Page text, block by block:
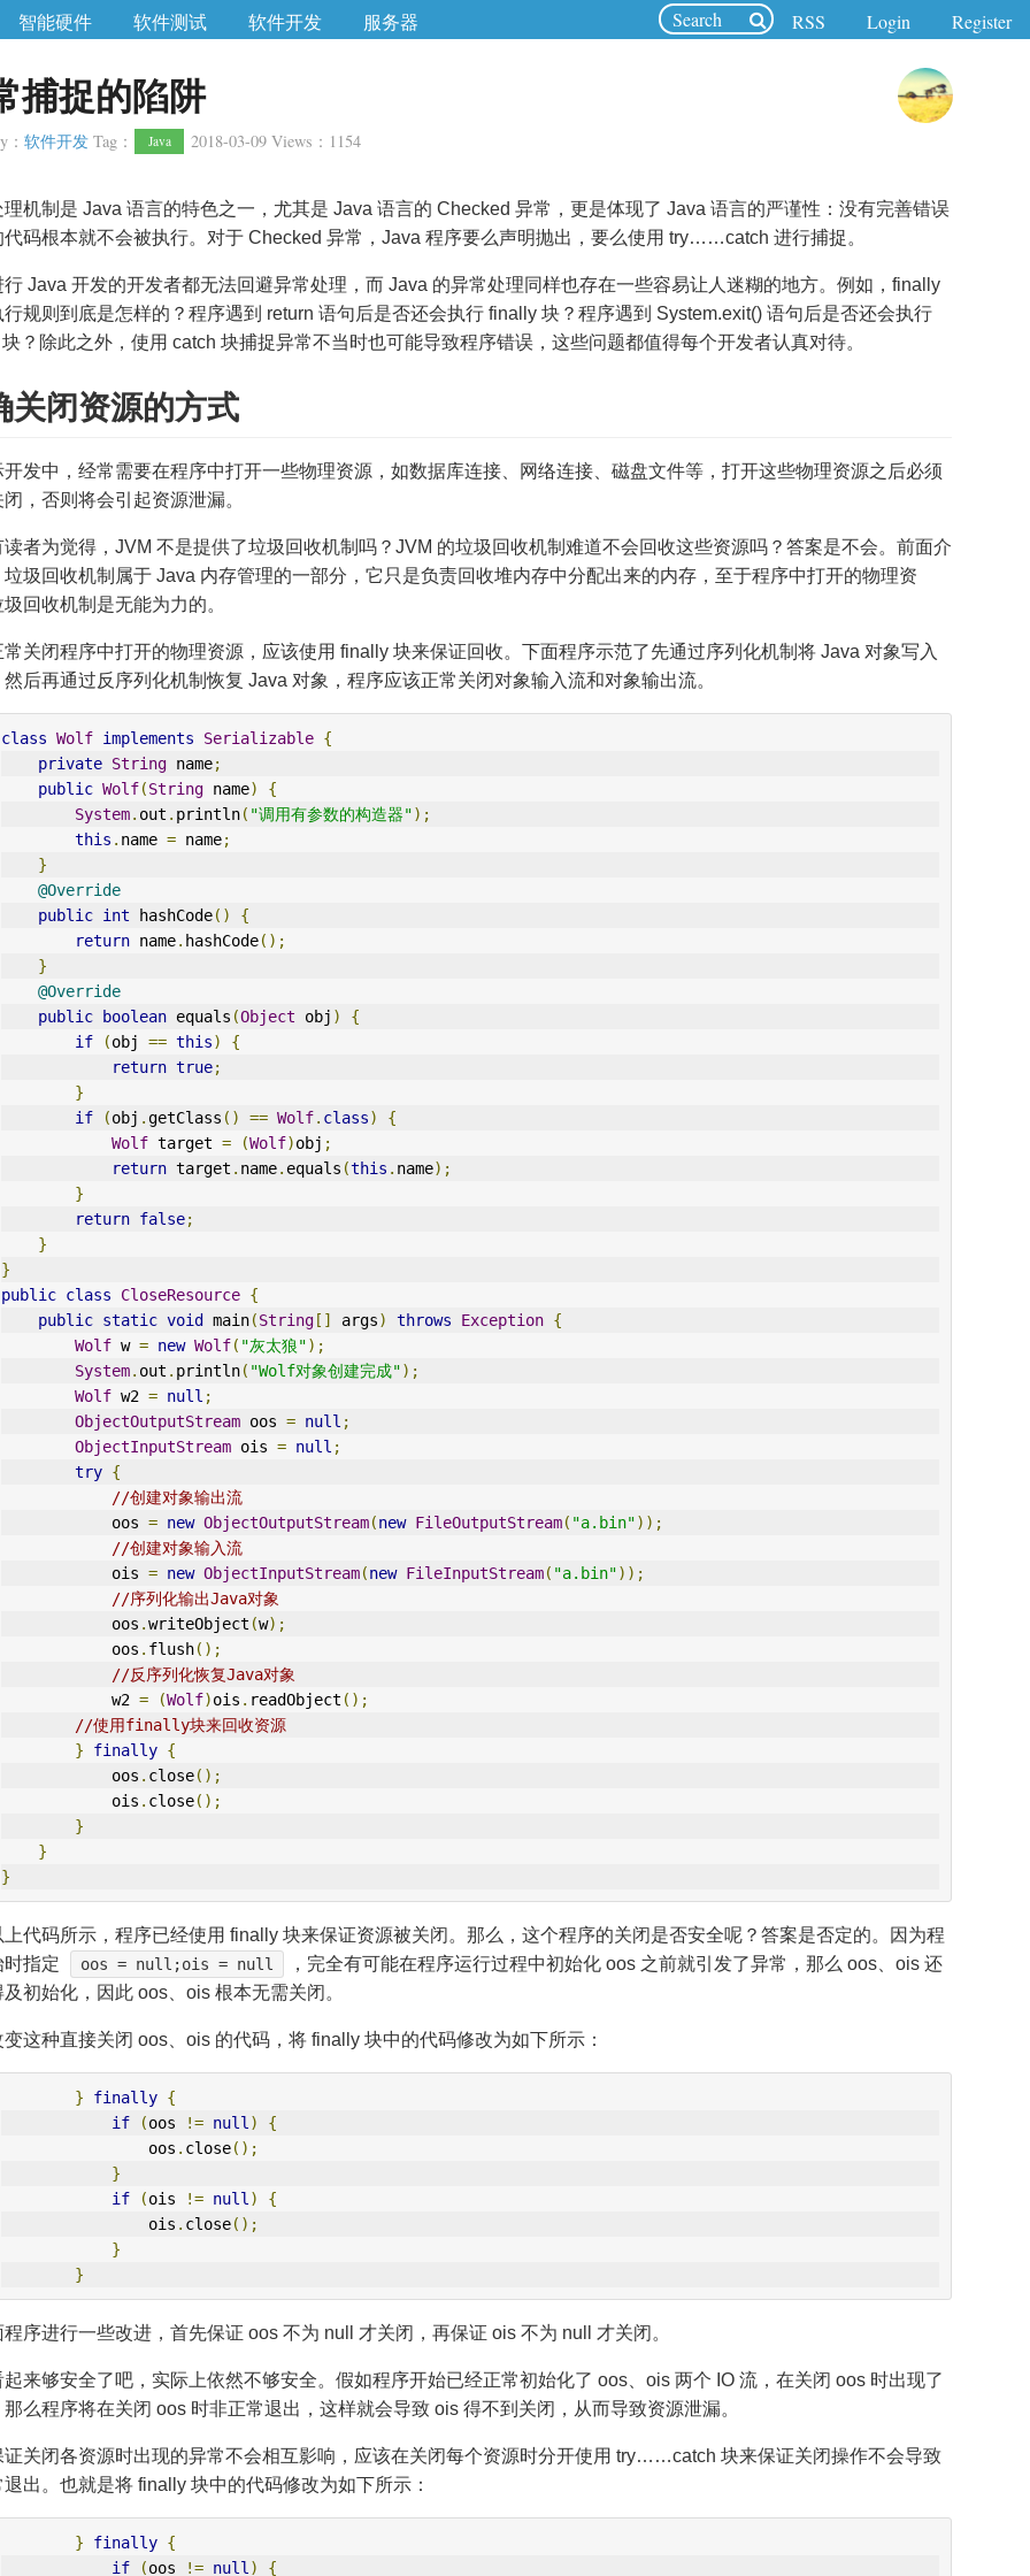
智能硬件 软件测试 软件开发 服务器 RSS Login Register
捕捉的陷阱
：软件开发 Tag ： Java 2018-03-09 Views ： 1154
理机制是 Java 语言的特色之一，尤其是 Java 语言的 Checked 异常，更是体现了 Java 语言的严谨性：没有完善错误
代码根本就不会被执行。对于 Checked 异常，Java 程序要么声明抛出，要么使用 try……catch 进行捕捉。
行 Java 开发的开发者都无法回避异常处理，而 Java 的异常处理同样也存在一些容易让人迷糊的地方。例如，finally
行规则到底是怎样的？程序遇到 return 语句后是否还会执行 finally 块？程序遇到 System.exit() 语句后是否还会执行
？除此之外，使用 catch 块捕捉异常不当时也可能导致程序错误，这些问题都值得每个开发者认真对待。
关闭资源的方式
开发中，经常需要在程序中打开一些物理资源，如数据库连接、网络连接、磁盘文件等，打开这些物理资源之后必须
，否则将会引起资源泄漏。
读者为觉得，JVM 不是提供了垃圾回收机制吗？JVM 的垃圾回收机制难道不会回收这些资源吗？答案是不会。前面介
垃圾回收机制属于 Java 内存管理的一部分，它只是负责回收堆内存中分配出来的内存，至于程序中打开的物理资
回收机制是无能为力的。
常关闭程序中打开的物理资源，应该使用 finally 块来保证回收。下面程序示范了先通过序列化机制将 Java 对象写入
后再通过反序列化机制恢复 Java 对象，程序应该正常关闭对象输入流和对象输出流。
class Wolf implements Serializable {
private String name;
public Wolf(String name)
{
System. out . println( "调用有参数的构造器");
this . name = name;
}
@Override
public int hashCode()
{
return name. hashCode();
}
@Override
public
boolean equals (Object obj )
{
if
(obj == this)
{
return true;
}
if
(obj .getClass () == Wolf. class)
{
Wolf target = (Wolf)obj ;
return target . name. equals (this . name);
}
return false;
}
}
public class CloseResource {
public static void main(String [] args) throws Exception {
Wolf w = new Wolf( "灰太狼");
System. out . println( "Wolf对象创建完成");
Wolf w2 = null ;
ObjectOutputStream oos = null ;
ObjectInputStream ois = null ;
try {
//创建对象输出流
            oos
= new ObjectOutputStream(new FileOutputStream( "a.bin"));
//创建对象输入流
            ois
= new ObjectInputStream(new FileInputStream( "a.bin"));
//序列化输出Java对象
            oos
.writeObject (w);
            oos
. flush();
//反序列化恢复Java对象
            w2
= (Wolf)ois . readObject ();
//使用finally块来回收资源
}
finally {
            oos
. close();
            ois
. close();
}
}
}
上代码所示，程序已经使用 finally 块来保证资源被关闭。那么，这个程序的关闭是否安全呢？答案是否定的。因为程
指定
oos = null;ois = null
，完全有可能在程序运行过程中初始化 oos 之前就引发了异常，那么 oos、ois 还
初始化，因此 oos、ois 根本无需关闭。
这种直接关闭 oos、ois 的代码，将 finally 块中的代码修改为如下所示：
} finally {
if
(oos != null)
{
                oos
. close();
}
if
(ois != null)
{
                ois
. close();
}
}
序进行一些改进，首先保证 oos 不为 null 才关闭，再保证 ois 不为 null 才关闭。
起来够安全了吧，实际上依然不够安全。假如程序开始已经正常初始化了 oos、ois 两个 IO 流，在关闭 oos 时出现了
么程序将在关闭 oos 时非正常退出，这样就会导致 ois 得不到关闭，从而导致资源泄漏。
证关闭各资源时出现的异常不会相互影响，应该在关闭每个资源时分开使用 try……catch 块来保证关闭操作不会导致
出。也就是将 finally 块中的代码修改为如下所示：
} finally {
if
(oos != null)
{